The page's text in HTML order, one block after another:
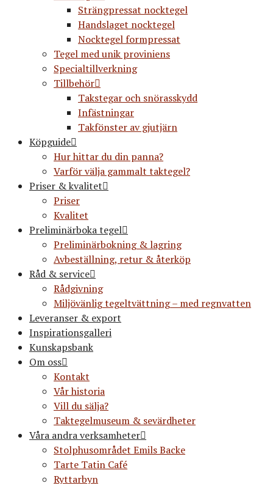
Strängpressat nocktegel
Handslaget nocktegel
Nocktegel formpressat
Tegel med unik proviniens
Specialtillverkning
Tillbehör
Takstegar och snörasskydd
Infästningar
Takfönster av gjutjärn
Köpguide
Hur hittar du din panna?
Varför välja gammalt taktegel?
Priser & kvalitet
Priser
Kvalitet
Preliminärboka tegel
Preliminärbokning & lagring
Avbeställning, retur & återköp
Råd & service
Rådgivning
Miljövänlig tegeltvättning – med regnvatten
Leveranser & export
Inspirationsgalleri
Kunskapsbank
Om oss
Kontakt
Vår historia
Vill du sälja?
Taktegelmuseum & sevärdheter
Våra andra verksamheter
Stolphusområdet Emils Backe
Tarte Tatin Café
Ryttarbyn